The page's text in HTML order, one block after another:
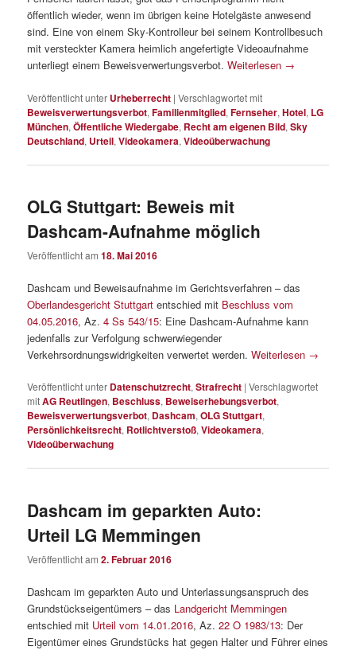
öffentlich wieder, wenn im übrigen keine Hotelgäste anwesend
sind. Eine von einem Sky-Kontrolleur bei seinem Kontrollbesuch
mit versteckter Kamera heimlich angefertigte Videoaufnahme
unterliegt einem Beweisverwertungsverbot.Weiterlesen →
Veröffentlicht unter Urheberrecht |Verschlagwortet mit
Beweisverwertungsverbot,Familienmitglied,Fernseher,Hotel, LG
München,Öffentliche Wiedergabe, Recht am eigenen Bild,Sky
Deutschland, Urteil,Videokamera,Videoüberwachung
OLG Stuttgart: Beweis mit
Dashcam-Aufnahme möglich
Veröffentlicht am18. Mai 2016
Dashcam und Beweisaufnahme im Gerichtsverfahren – das
Oberlandesgericht Stuttgart entschied mit Beschluss vom
04.05.2016, Az.4 Ss 543/15: Eine Dashcam-Aufnahme kann
jedenfalls zur Verfolgung schwerwiegender
Verkehrsordnungswidrigkeiten verwertet werden.Weiterlesen →
Veröffentlicht unter Datenschutzrecht,Strafrecht |Verschlagwortet
mitAG Reutlingen, Beschluss, Beweiserhebungsverbot,
Beweisverwertungsverbot, Dashcam,OLG Stuttgart,
Persönlichkeitsrecht, Rotlichtverstoß,Videokamera,
Videoüberwachung
Dashcam im geparkten Auto:
Urteil LG Memmingen
Veröffentlicht am2. Februar 2016
Dashcam im geparkten Auto und Unterlassungsanspruch des
Grundstückseigentümers – das Landgericht Memmingen
entschied mit Urteil vom 14.01.2016, Az.22 O 1983/13: Der
Eigentümer eines Grundstücks hat gegen Halter und Führer eines